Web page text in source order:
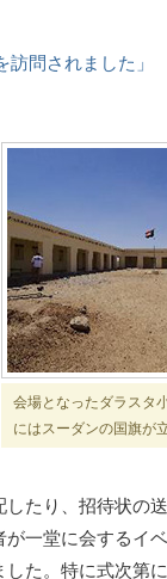
問されました」
会場となったダラスタ
にはスーダンの国旗が
たり、招待状の
一堂に会するイ
た。特に式次第